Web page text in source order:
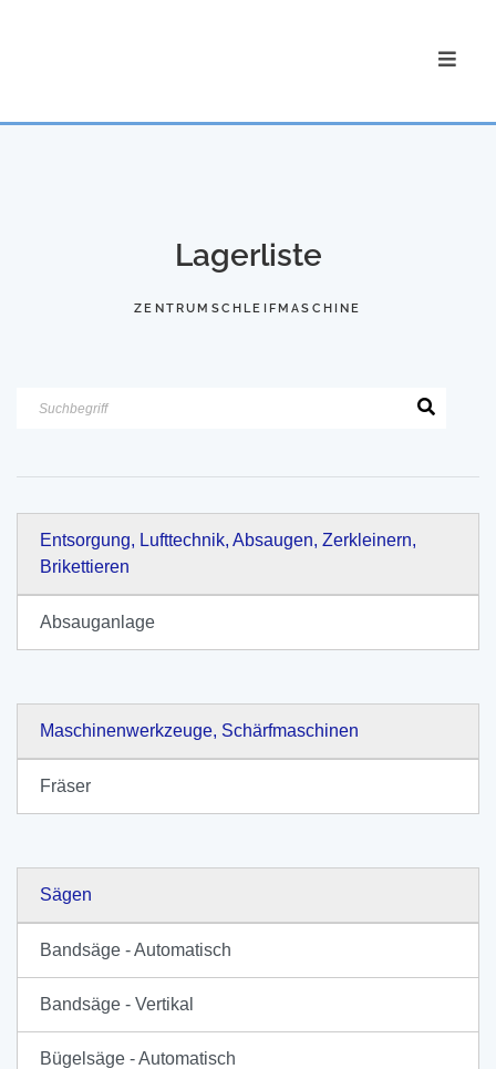
Lagerliste
ZENTRUMSCHLEIFMASCHINE
Entsorgung, Lufttechnik, Absaugen, Zerkleinern,
Brikettieren
Absauganlage
Maschinenwerkzeuge, Schärfmaschinen
Fräser
Sägen
Bandsäge - Automatisch
Bandsäge - Vertikal
Bügelsäge - Automatisch